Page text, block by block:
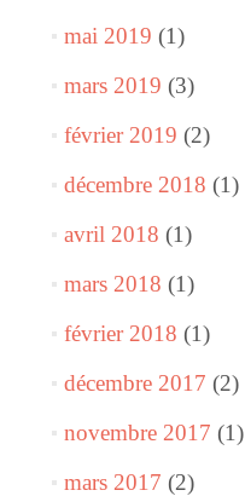
mai 2019 (1)
mars 2019 (3)
février 2019 (2)
décembre 2018 (1)
avril 2018 (1)
mars 2018 (1)
février 2018 (1)
décembre 2017 (2)
novembre 2017 (1)
mars 2017 (2)